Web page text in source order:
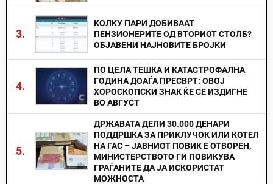
3.
КОЛКУ ПАРИ ДОБИВААТ
ПЕНЗИОНЕРИТЕ ОД ВТОРИОТ СТОЛБ?
ОБЈАВЕНИ НАЈНОВИТЕ БРОЈКИ
4.
ПО ЦЕЛА ТЕШКА И КАТАСТРОФАЛНА
ГОДИНА ДОАЃА ПРЕСВРТ: ОВОЈ
ХОРОСКОПСКИ ЗНАК ЌЕ СЕ ИЗДИГНЕ
ВО АВГУСТ
5.
ДРЖАВАТА ДЕЛИ 30.000 ДЕНАРИ
ПОДДРШКА ЗА ПРИКЛУЧОК ИЛИ КОТЕЛ
НА ГАС – ЈАВНИОТ ПОВИК Е ОТВОРЕН,
МИНИСТЕРСТВОТО ГИ ПОВИКУВА
ГРАЃАНИТЕ ДА ЈА ИСКОРИСТАТ
МОЖНОСТА